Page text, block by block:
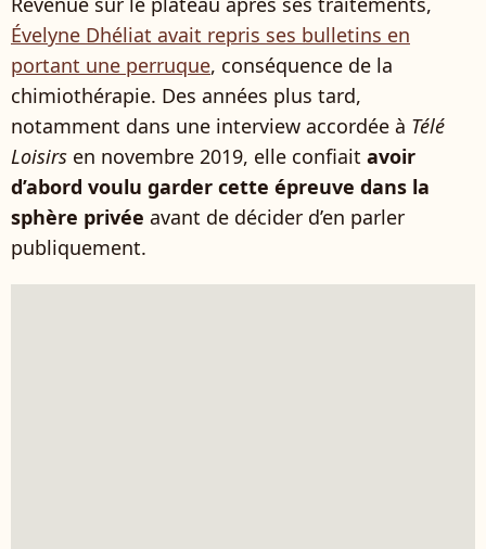
Évelyne Dhéliat avait repris ses bulletins en
portant une perruque, conséquence de la
chimiothérapie. Des années plus tard,
notamment dans une interview accordée à Télé
Loisirs en novembre 2019, elle confiait avoir
d’abord voulu garder cette épreuve dans la
sphère privée avant de décider d’en parler
publiquement.